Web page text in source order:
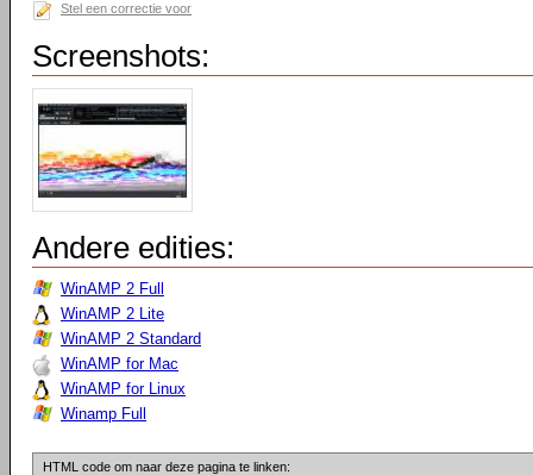
Stel een correctie voor
Screenshots:
Andere edities:
WinAMP 2 Full
WinAMP 2 Lite
WinAMP 2 Standard
WinAMP for Mac
WinAMP for Linux
Winamp Full
HTML code om naar deze pagina te linken: